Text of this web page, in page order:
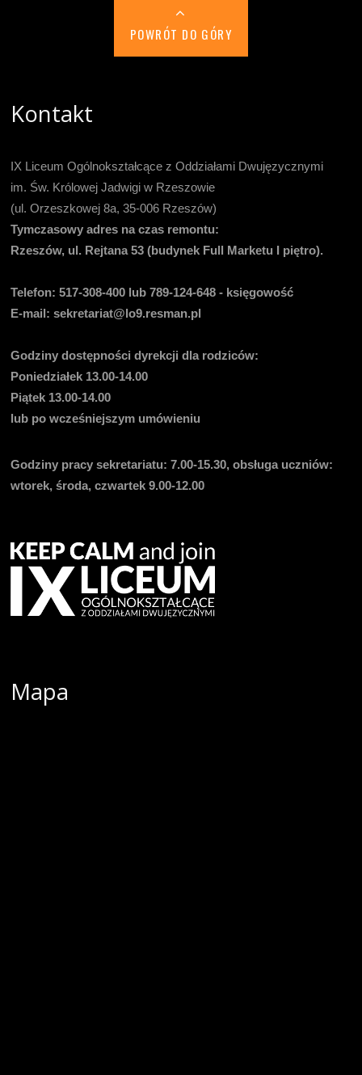
POWRÓT DO GÓRY
Kontakt
IX Liceum Ogólnokształcące z Oddziałami Dwujęzycznymi
im. Św. Królowej Jadwigi w Rzeszowie
(ul. Orzeszkowej 8a, 35-006 Rzeszów)
Tymczasowy adres na czas remontu:
Rzeszów, ul. Rejtana 53 (budynek Full Marketu I piętro).
Telefon:517-308-400 lub 789-124-648 - księgowość
E-mail: sekretariat@lo9.resman.pl
Godziny dostępności dyrekcji dla rodziców:
Poniedziałek 13.00-14.00
Piątek 13.00-14.00
lub po wcześniejszym umówieniu
Godziny pracy sekretariatu: 7.00-15.30, obsługa uczniów:
wtorek, środa, czwartek 9.00-12.00
Mapa